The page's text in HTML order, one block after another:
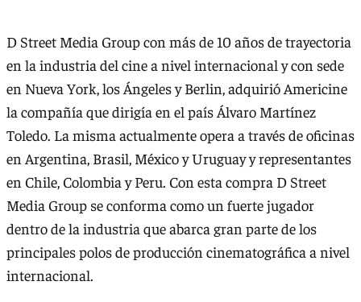
D Street Media Group con más de 10 años de trayectoria
en la industria del cine a nivel internacional y con sede
en Nueva York, los Ángeles y Berlin, adquirió Americine
la compañía que dirigía en el país Álvaro Martínez
Toledo. La misma actualmente opera a través de oficinas
en Argentina, Brasil, México y Uruguay y representantes
en Chile, Colombia y Peru. Con esta compra D Street
Media Group se conforma como un fuerte jugador
dentro de la industria que abarca gran parte de los
principales polos de producción cinematográfica a nivel
internacional.